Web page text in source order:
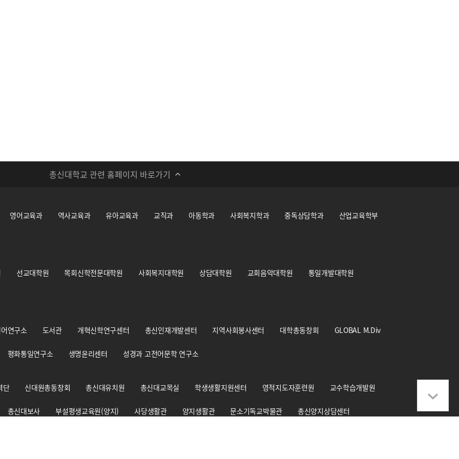
총신대학교 관련 홈페이지 바로가기
영어교육과 역사교육과 유아교육과 교직과 아동학과 사회복지학과 중독상담학과 산업교육학부
선교대학원 목회신학전문대학원 사회복지대학원 상담대학원 교회음악대학원 통일개발대학원
연구소 도서관 개혁신학연구센터 총신인재개발센터 지역사회봉사센터 대학총동창회 GLOBAL M.Div
평화통일연구소 생명윤리센터 성경과 고전어문학 연구소
단 신대원총동창회 총신대유치원 총신대교목실 학생생활지원센터 영적지도자훈련원 교수학습개발원
총신대보사 부설평생교육원(양지) 사당생활관 양지생활관 문소기독교박물관 총신양지상담센터